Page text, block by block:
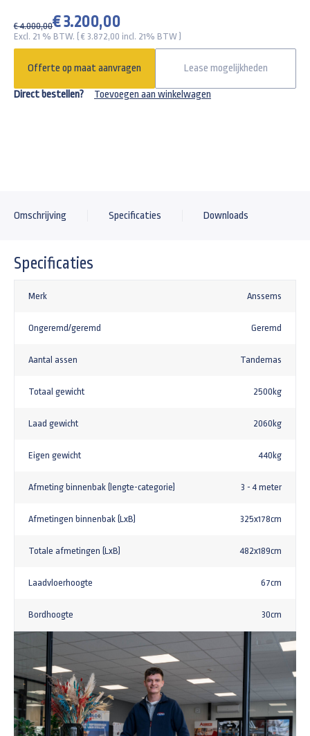
+29,95
€ 4.000,00€ 3.200,00
Excl. 21 % BTW. ( € 3.872,00 incl. 21% BTW )
Offerte op maat aanvragen Lease mogelijkheden
Direct bestellen? Toevoegen aan winkelwagen
Omschrijving Specificaties Downloads
Specificaties
Merk Anssems
Ongeremd/geremd Geremd
Aantal assen Tandemas
Totaal gewicht 2500kg
Laad gewicht 2060kg
Eigen gewicht 440kg
Afmeting binnenbak (lengte-categorie) 3 - 4 meter
Afmetingen binnenbak (LxB) 325x178cm
Totale afmetingen (LxB) 482x189cm
Laadvloerhoogte 67cm
Bordhoogte 30cm